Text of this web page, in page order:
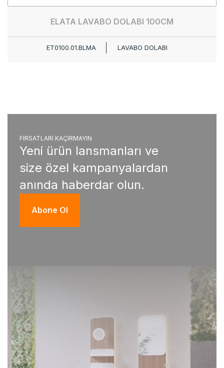
ELATA LAVABO DOLABI 100CM
ET0100.01.BLMA LAVABO DOLABI
FIRSATLARI KAÇIRMAYIN
Yeni ürün lansmanları ve
size özel kampanyalardan
anında haberdar olun.
Abone Ol